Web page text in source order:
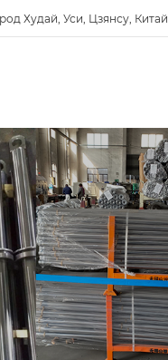
Худай, Уси, Цзянсу, Китай